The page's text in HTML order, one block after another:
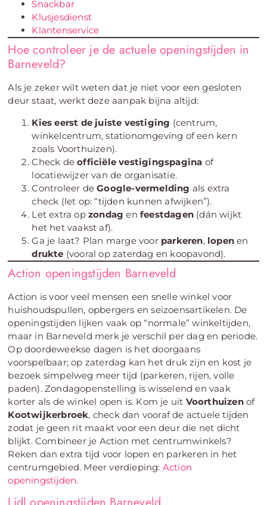
Snackbar
Klusjesdienst
Klantenservice
Hoe controleer je de actuele openingstijden in
Barneveld?
Als je zeker wilt weten dat je niet voor een gesloten
deur staat, werkt deze aanpak bijna altijd:
Kies eerst de juiste vestiging (centrum,
winkelcentrum, stationomgeving of een kern
zoals Voorthuizen).
Check deofficiële vestigingspagina of
locatiewijzer van de organisatie.
Controleer deGoogle-vermelding als extra
check (let op: “tijden kunnen afwijken”).
Let extra opzondag enfeestdagen (dán wijkt
het het vaakst af).
Ga je laat? Plan marge voor parkeren, lopen en
drukte (vooral op zaterdag en koopavond).
Action openingstijden Barneveld
Action is voor veel mensen een snelle winkel voor
huishoudspullen, opbergers en seizoensartikelen. De
openingstijden lijken vaak op “normale” winkeltijden,
maar in Barneveld merk je verschil per dag en periode.
Op doordeweekse dagen is het doorgaans
voorspelbaar; op zaterdag kan het druk zijn en kost je
bezoek simpelweg meer tijd (parkeren, rijen, volle
paden). Zondagopenstelling is wisselend en vaak
korter als de winkel open is. Kom je uit Voorthuizenof
Kootwijkerbroek, check dan vooraf de actuele tijden
zodat je geen rit maakt voor een deur die net dicht
blijkt. Combineer je Action met centrumwinkels?
Reken dan extra tijd voor lopen en parkeren in het
centrumgebied. Meer verdieping: Action
openingstijden.